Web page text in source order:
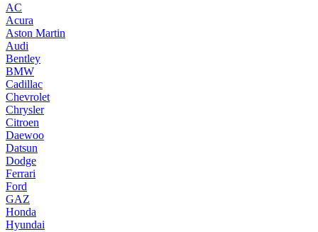
AC
Acura
Aston Martin
Audi
Bentley
BMW
Cadillac
Chevrolet
Chrysler
Citroen
Daewoo
Datsun
Dodge
Ferrari
Ford
GAZ
Honda
Hyundai